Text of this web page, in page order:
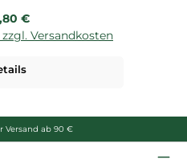
Preis:
€
Versandkosten
Versand ab 90 €